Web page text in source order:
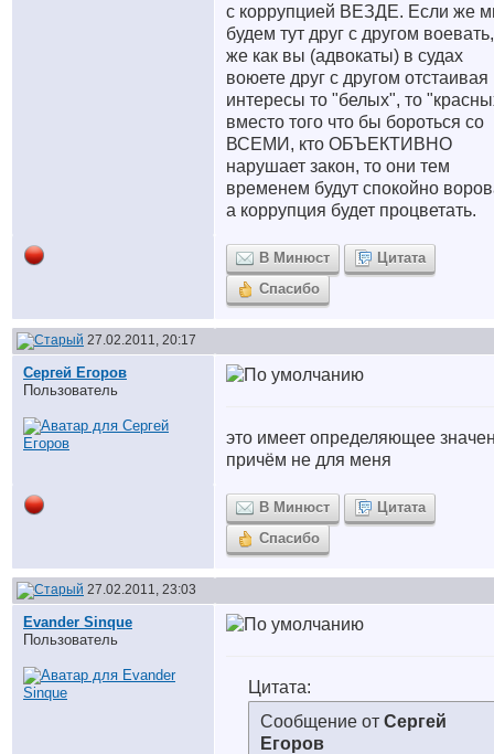
с коррупцией ВЕЗДЕ. Если же
будем тут друг с другом
же как вы (адвокаты) в судах
воюете друг с другом отстаивая
интересы то "белых", то
вместо того что бы бороться со
ВСЕМИ, кто ОБЪЕКТИВНО
нарушает закон, то они тем
временем будут спокойно
а коррупция будет процветать.
В Минюст
Цитата
Спасибо
27.02.2011, 20:17
Сергей Егоров
Пользователь
это имеет определяющее
причём не для меня
В Минюст
Цитата
Спасибо
27.02.2011, 23:03
Evander Sinque
Пользователь
Цитата:
Сообщение от Сергей
Егоров